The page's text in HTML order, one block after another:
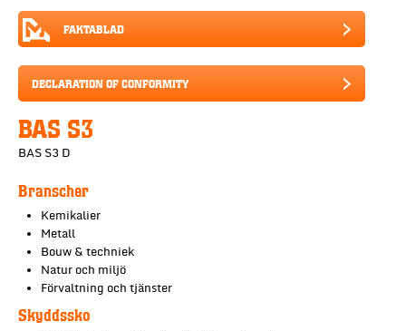
FAKTABLAD
DECLARATION OF CONFORMITY
BAS S3
BAS S3 D
Branscher
Kemikalier
Metall
Bouw & techniek
Natur och miljö
Förvaltning och tjänster
Skyddssko